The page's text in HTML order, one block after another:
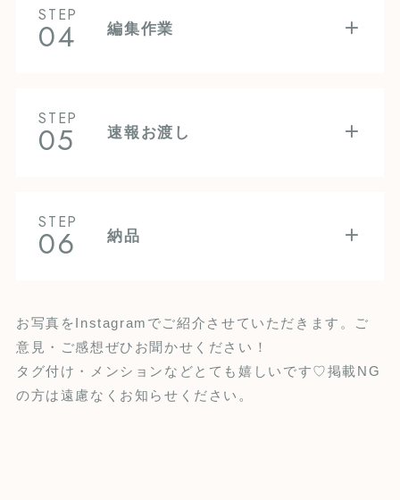
STEP
04 編集作業
STEP
05 速報お渡し
STEP
06 納品
お写真をInstagramでご紹介させていただきます。ご
意見・ご感想ぜひお聞かせください！
タグ付け・メンションなどとても嬉しいです♡掲載NG
の方は遠慮なくお知らせください 。